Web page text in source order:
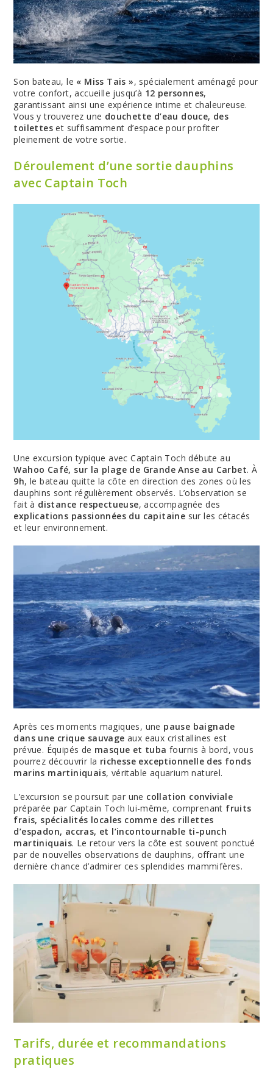
Son bateau, le « Miss Tais », spécialement aménagé pour
votre confort, accueille jusqu’à 12 personnes,
garantissant ainsi une expérience intime et chaleureuse.
Vous y trouverez une douchette d’eau douce, des
toilettes et suffisamment d’espace pour profiter
pleinement de votre sortie.
Déroulement d’une sortie dauphins
avec Captain Toch
Une excursion typique avec Captain Toch débute au
Wahoo Café, sur la plage de Grande Anse au Carbet. À
9h, le bateau quitte la côte en direction des zones où les
dauphins sont régulièrement observés. L’observation se
fait à distance respectueuse, accompagnée des
explications passionnées du capitaine sur les cétacés
et leur environnement.
Après ces moments magiques, une pause baignade
dans une crique sauvage aux eaux cristallines est
prévue. Équipés de masque et tuba fournis à bord, vous
pourrez découvrir la richesse exceptionnelle des fonds
marins martiniquais, véritable aquarium naturel.
L’excursion se poursuit par une collation conviviale
préparée par Captain Toch lui-même, comprenant fruits
frais, spécialités locales comme des rillettes
d’espadon, accras, et l’incontournable ti-punch
martiniquais. Le retour vers la côte est souvent ponctué
par de nouvelles observations de dauphins, offrant une
dernière chance d’admirer ces splendides mammifères.
Tarifs, durée et recommandations
pratiques